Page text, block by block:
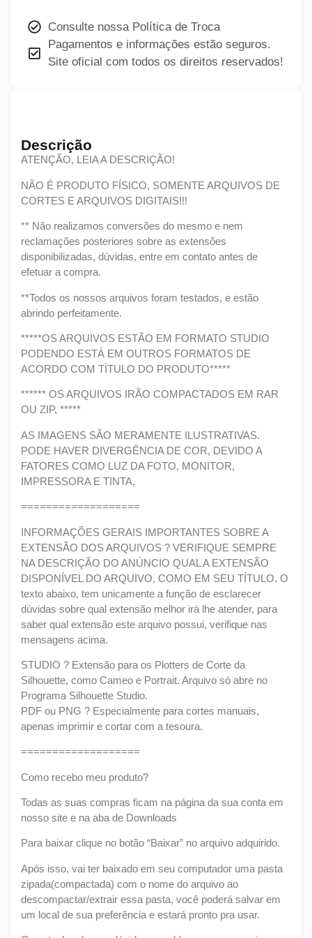
Descrição
ATENÇÃO, LEIA A DESCRIÇÃO!
NÃO É PRODUTO FÍSICO, SOMENTE ARQUIVOS DE
CORTES E ARQUIVOS DIGITAIS!!!
** Não realizamos conversões do mesmo e nem
reclamações posteriores sobre as extensões
disponibilizadas, dúvidas, entre em contato antes de
efetuar a compra.
**Todos os nossos arquivos foram testados, e estão
abrindo perfeitamente.
*****OS ARQUIVOS ESTÃO EM FORMATO STUDIO
PODENDO ESTÁ EM OUTROS FORMATOS DE
ACORDO COM TÍTULO DO PRODUTO*****
****** OS ARQUIVOS IRÃO COMPACTADOS EM RAR
OU ZIP, *****
AS IMAGENS SÃO MERAMENTE ILUSTRATIVAS.
PODE HAVER DIVERGÊNCIA DE COR, DEVIDO A
FATORES COMO LUZ DA FOTO, MONITOR,
IMPRESSORA E TINTA,
===================
INFORMAÇÕES GERAIS IMPORTANTES SOBRE A
EXTENSÃO DOS ARQUIVOS ? VERIFIQUE SEMPRE
NA DESCRIÇÃO DO ANÚNCIO QUAL A EXTENSÃO
DISPONÍVEL DO ARQUIVO, COMO EM SEU TÍTULO. O
texto abaixo, tem unicamente a função de esclarecer
dúvidas sobre qual extensão melhor irá lhe atender, para
saber qual extensão este arquivo possui, verifique nas
mensagens acima.
STUDIO ? Extensão para os Plotters de Corte da
Silhouette, como Cameo e Portrait. Arquivo só abre no
Programa Silhouette Studio.
PDF ou PNG ? Especialmente para cortes manuais,
apenas imprimir e cortar com a tesoura.
===================
Como recebo meu produto?
Todas as suas compras ficam na página da sua conta em
nosso site e na aba de Downloads
Para baixar clique no botão “Baixar” no arquivo adquirido.
Após isso, vai ter baixado em seu computador uma pasta
zipada(compactada) com o nome do arquivo ao
descompactar/extrair essa pasta, você poderá salvar em
um local de sua preferência e estará pronto pra usar.
Consulte nossa Política de Troca
Pagamentos e informações estão seguros.
Site oficial com todos os direitos reservados!